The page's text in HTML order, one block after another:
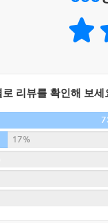
작하는 것. 어린 시
비교하고 분석해
하다. 그중 하나가
의 크기와 성격에
는 주식, 채권, 파생
으로 살펴진다.
한 번 더 나뉘게 된다
에 중산층 및 서민
은 이것이에요.”
있어요.”
을 따라가다 보면
없이 그저 보트를 탄
례를 직접 분석한 결
로 리뷰를 확인해 보세
17%